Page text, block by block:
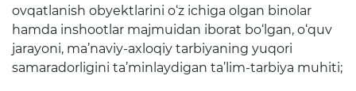
Ochiq ma'lumotlar to'plami
Hujjatlar
ovqatlanish obyektlarini o‘z ichiga olgan binolar
hamda inshootlar majmuidan iborat bo‘lgan, o‘quv
jarayoni, ma’naviy-axloqiy tarbiyaning yuqori
samaradorligini ta’minlaydigan ta’lim-tarbiya muhiti;